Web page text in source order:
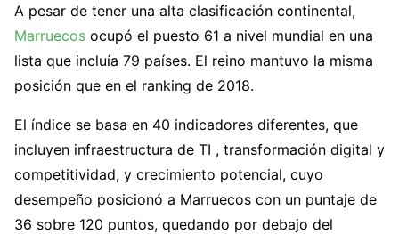
A pesar de tener una alta clasificación continental,
Marruecos ocupó el puesto 61 a nivel mundial en una
lista que incluía 79 países. El reino mantuvo la misma
posición que en el ranking de 2018.
El índice se basa en 40 indicadores diferentes, que
incluyen infraestructura de TI , transformación digital y
competitividad, y crecimiento potencial, cuyo
desempeño posicionó a Marruecos con un puntaje de
36 sobre 120 puntos, quedando por debajo del